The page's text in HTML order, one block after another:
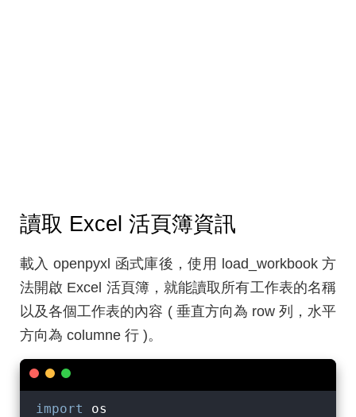
讀取 Excel 活頁簿資訊
載入 openpyxl 函式庫後，使用 load_workbook 方
法開啟 Excel 活頁簿，就能讀取所有工作表的名稱
以及各個工作表的內容 ( 垂直方向為 row 列，水平
方向為 columne 行 )。
import
os